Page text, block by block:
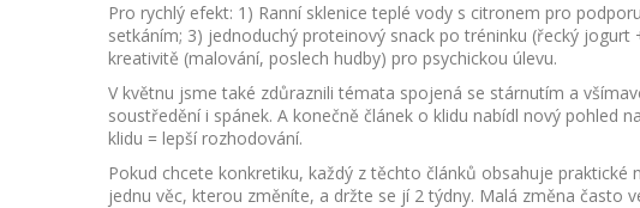
Pro rychlý efekt: 1) Ranní sklenice teplé vody s citronem pro
setkáním; 3) jednoduchý proteinový snack po tréninku (řecký
kreativitě (malování, poslech hudby) pro psychickou úlevu.
V květnu jsme také zdůraznili témata spojená se stárnutím a
soustředění i spánek. A konečně článek o klidu nabídl nový pohled
klidu = lepší rozhodování.
Pokud chcete konkretiku, každý z těchto článků obsahuje
jednu věc, kterou změníte, a držte se jí 2 týdny. Malá změna často